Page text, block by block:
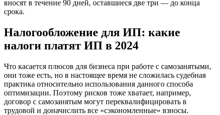
вносят в течение 90 дней, оставшиеся две три — до конца
срока.
Налогообложение для ИП: какие
налоги платят ИП в 2024
Что касается плюсов для бизнеса при работе с самозанятыми,
они тоже есть, но в настоящее время не сложилась судебная
практика относительно использования данного способа
оптимизации. Поэтому рисков тоже хватает, например,
договор с самозанятым могут переквалифицировать в
трудовой и доначислить все «сэкономленные» взносы.